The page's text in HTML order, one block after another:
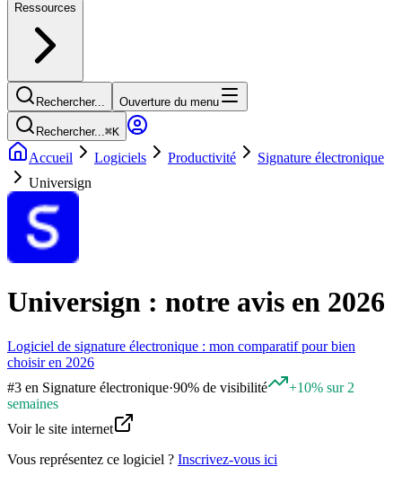
Ressources
Rechercher... Ouverture du menu
Rechercher...⌘K
Accueil Logiciels Productivité
Signature électronique
Universign
Universign : notre avis en 2026
Logiciel de signature électronique : mon comparatif pour bien
choisir en 2026
#3 en Signature électronique·90% de visibilité
+10% sur 2
semaines
Voir le site internet
Vous représentez ce logiciel ? Inscrivez-vous ici